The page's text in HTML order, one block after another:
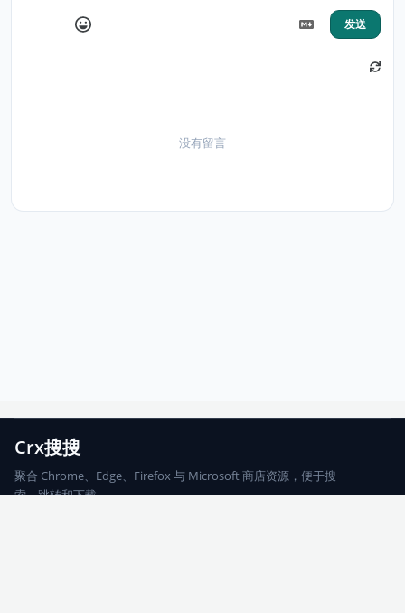
发送
没有留言
Crx搜搜
聚合 Chrome、Edge、Firefox 与 Microsoft 商店资源，便于搜
索、跳转和下载。